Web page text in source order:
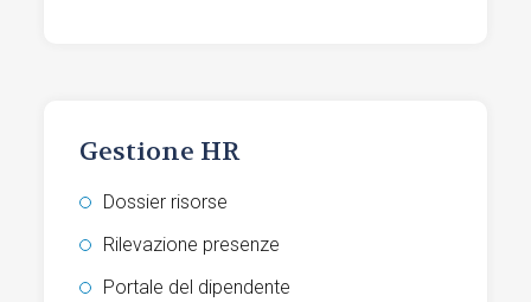
Gestione HR
Dossier risorse
Rilevazione presenze
Portale del dipendente